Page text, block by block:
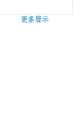
更多显示